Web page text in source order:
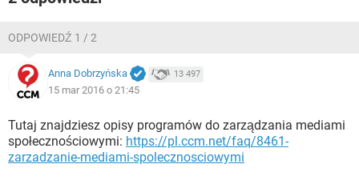
ODPOWIEDŹ 1 / 2
Anna Dobrzyńska 13 497
15 mar 2016 o 21:45
Tutaj znajdziesz opisy programów do zarządzania mediami
społecznościowymi: https://pl.ccm.net/faq/8461-
zarzadzanie-mediami-spolecznosciowymi